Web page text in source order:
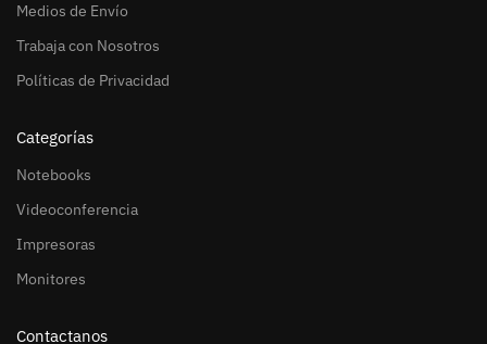
Medios de Envío
Trabaja con Nosotros
Políticas de Privacidad
Categorías
Notebooks
Videoconferencia
Impresoras
Monitores
Contactanos